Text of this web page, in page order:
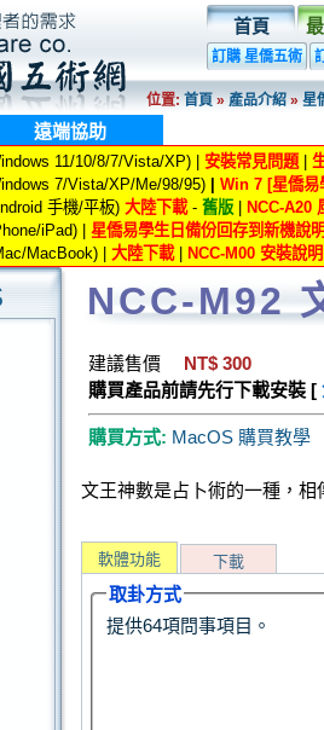
首頁
訂購 星僑五術
位置:首頁»產品介紹»星
遠端協助
11/10/8/7/Vista/XP) | 安裝常見問題|
7/Vista/XP/Me/98/95) Win 7 [星僑易
手機/平板) 大陸下載- 舊版 NCC-A20
iPad) | 星僑易學生日備份回存到新機說明
MacBook) | 大陸下載| NCC-M00 安裝說明
NCC-M92
建議售價
NT$ 300
購買產品前請先行下載安裝 [
購買方式: MacOS 購買教學
文王神數是占卜術的一種，
軟體功能 下載
取卦方式
提供64項問事項目。